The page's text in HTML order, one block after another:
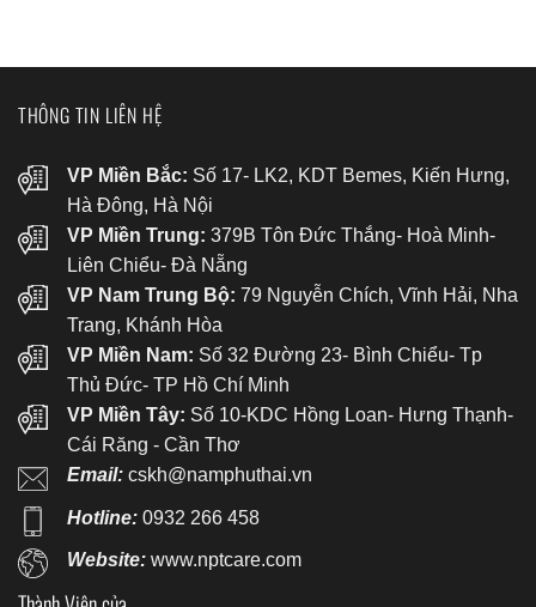
THÔNG TIN LIÊN HỆ
VP Miền Bắc: Số 17- LK2, KDT Bemes, Kiến Hưng,
Hà Đông, Hà Nội
VP Miền Trung: 379B Tôn Đức Thắng- Hoà Minh-
Liên Chiểu- Đà Nẵng
VP Nam Trung Bộ: 79 Nguyễn Chích, Vĩnh Hải, Nha
Trang, Khánh Hòa
VP Miền Nam: Số 32 Đường 23- Bình Chiểu- Tp
Thủ Đức- TP Hồ Chí Minh
VP Miền Tây: Số 10-KDC Hồng Loan- Hưng Thạnh-
Cái Răng - Cần Thơ
Email: cskh@namphuthai.vn
Hotline: 0932 266 458
Website:www.nptcare.com